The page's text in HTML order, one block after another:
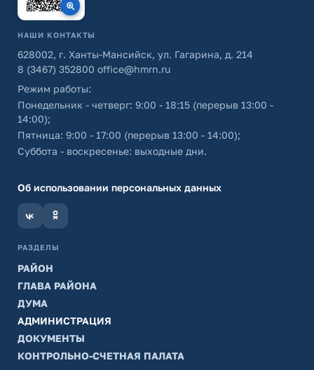
НАШИ КОНТАКТЫ
628002, г. Ханты-Мансийск, ул. Гагарина, д. 214
8 (3467) 352800 office@hmrn.ru
Режим работы:
Понедельник - четверг: 9:00 - 18:15 (перерыв 13:00 -
14:00);
Пятница: 9:00 - 17:00 (перерыв 13:00 - 14:00);
Суббота - воскресенье: выходные дни.
Об использовании персональных данных
РАЗДЕЛЫ
РАЙОН
ГЛАВА РАЙОНА
ДУМА
АДМИНИСТРАЦИЯ
ДОКУМЕНТЫ
КОНТРОЛЬНО-СЧЕТНАЯ ПАЛАТА